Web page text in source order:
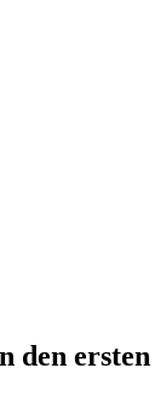
den ersten